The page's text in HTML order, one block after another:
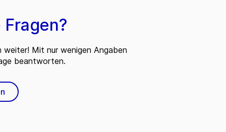
Fragen?
weiter! Mit nur wenigen Angaben
beantworten.